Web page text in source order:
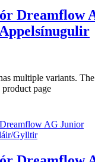
Dreamflow
multiple variants.
product page